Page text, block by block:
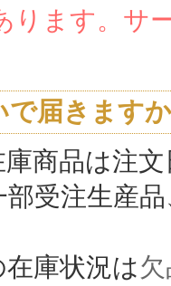
ります。サ
で届きます
庫商品は注
部受注生産
庫状況は